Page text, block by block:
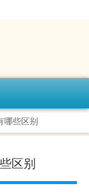
哪些区别
区别